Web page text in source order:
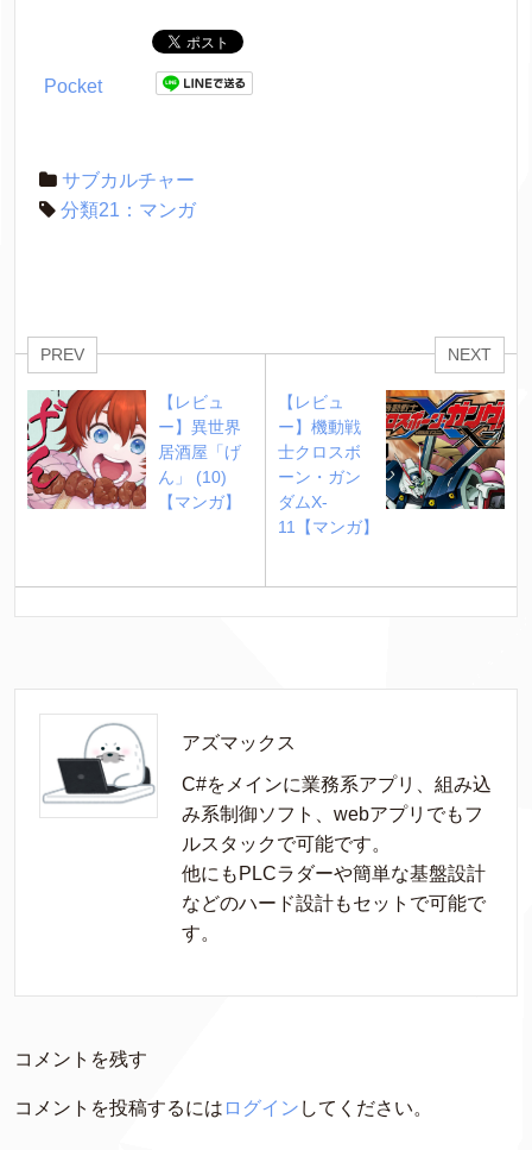
Pocket
サブカルチャー
分類21：マンガ
PREV
【レビュ
ー】異世界
居酒屋「げ
ん」 (10)
【マンガ】
NEXT
【レビュ
ー】機動戦
士クロスボ
ーン・ガン
ダムX-
11【マンガ】
アズマックス
C#をメインに業務系アプリ、組み込
み系制御ソフト、webアプリでもフ
ルスタックで可能です。
他にもPLCラダーや簡単な基盤設計
などのハード設計もセットで可能で
す。
コメントを残す
コメントを投稿するには ログイン してください。